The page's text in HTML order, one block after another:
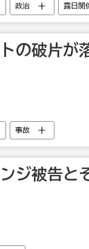
政治 露日関
の破片
事故
ジ被告